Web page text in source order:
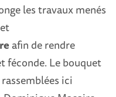
les travaux menés
afin de rendre
féconde. Le bouquet
ici